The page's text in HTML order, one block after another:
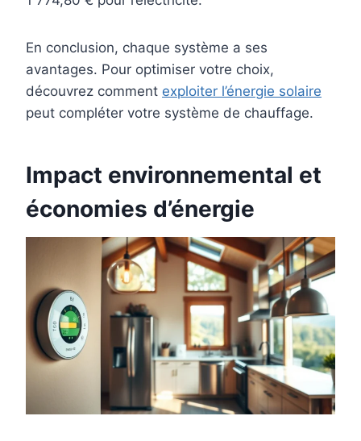
En conclusion, chaque système a ses
avantages. Pour optimiser votre choix,
découvrez comment exploiter l’énergie solaire
peut compléter votre système de chauffage.
Impact environnemental et
économies d’énergie